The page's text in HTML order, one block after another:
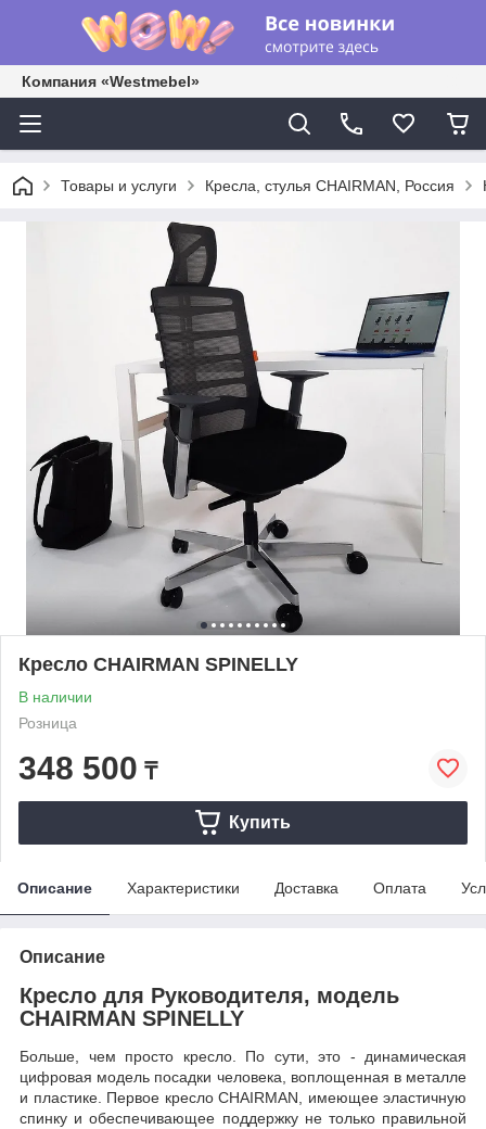
Компания «Westmebel»
Товары и услуги Кресла, стулья CHAIRMAN, Россия
Кресло CHAIRMAN SPINELLY
В наличии
Розница
348 500 ₸
Купить
Описание Характеристики Доставка Оплата
Описание
Кресло для Руководителя, модель
CHAIRMAN SPINELLY
Больше, чем просто кресло. По сути, это - динамическая
цифровая модель посадки человека, воплощенная в металле
и пластике. Первое кресло CHAIRMAN, имеющее эластичную
спинку и обеспечивающее поддержку не только правильной